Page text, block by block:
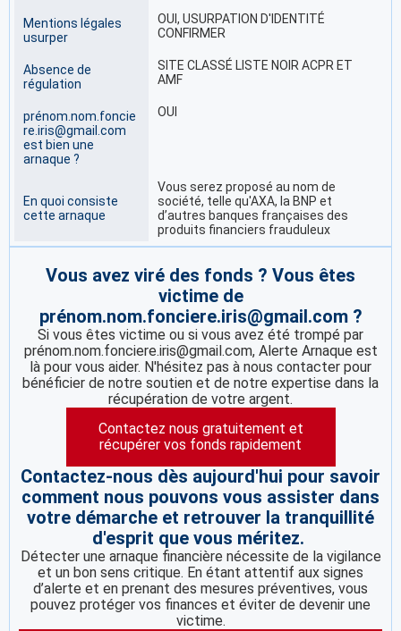
Mentions légales
usurper
OUI, USURPATION D'IDENTITÉ
CONFIRMER
Absence de
régulation
SITE CLASSÉ LISTE NOIR ACPR ET
AMF
prénom.nom.foncie
re.iris@gmail.com
est bien une
arnaque ?
OUI
En quoi consiste
cette arnaque
Vous serez proposé au nom de
société, telle qu'AXA, la BNP et
d’autres banques françaises des
produits financiers frauduleux
Vous avez viré des fonds ? Vous êtes
victime de
prénom.nom.fonciere.iris@gmail.com ?
Si vous êtes victime ou si vous avez été trompé par
prénom.nom.fonciere.iris@gmail.com, Alerte Arnaque est
là pour vous aider. N'hésitez pas à nous contacter pour
bénéficier de notre soutien et de notre expertise dans la
récupération de votre argent.
Contactez nous gratuitement et
récupérer vos fonds rapidement
Contactez-nous dès aujourd'hui pour savoir
comment nous pouvons vous assister dans
votre démarche et retrouver la tranquillité
d'esprit que vous méritez.
Détecter une arnaque financière nécessite de la vigilance
et un bon sens critique. En étant attentif aux signes
d’alerte et en prenant des mesures préventives, vous
pouvez protéger vos finances et éviter de devenir une
victime.